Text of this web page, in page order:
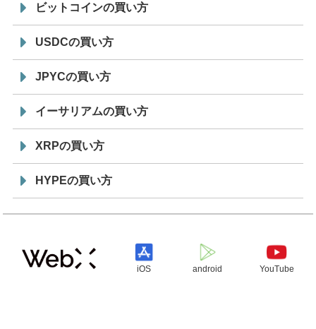
ビットコインの買い方
USDCの買い方
JPYCの買い方
イーサリアムの買い方
XRPの買い方
HYPEの買い方
iOS android YouTube